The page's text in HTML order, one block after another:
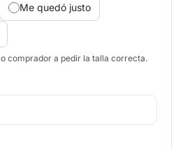
Me quedó justo
comprador a pedir la talla correcta.